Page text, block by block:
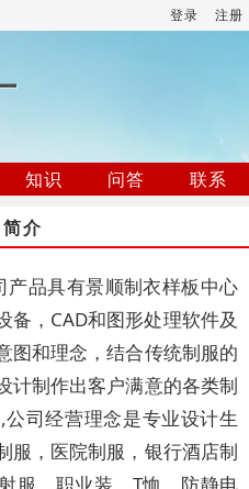
登录 注册
知识 问答
联系
介
品具有景顺制衣样板中心
备，CAD和图形处理软件及
图和理念，结合传统制服的
计制作出客户满意的各类制
司经营理念是专业设计生
服，医院制服，银行酒店制